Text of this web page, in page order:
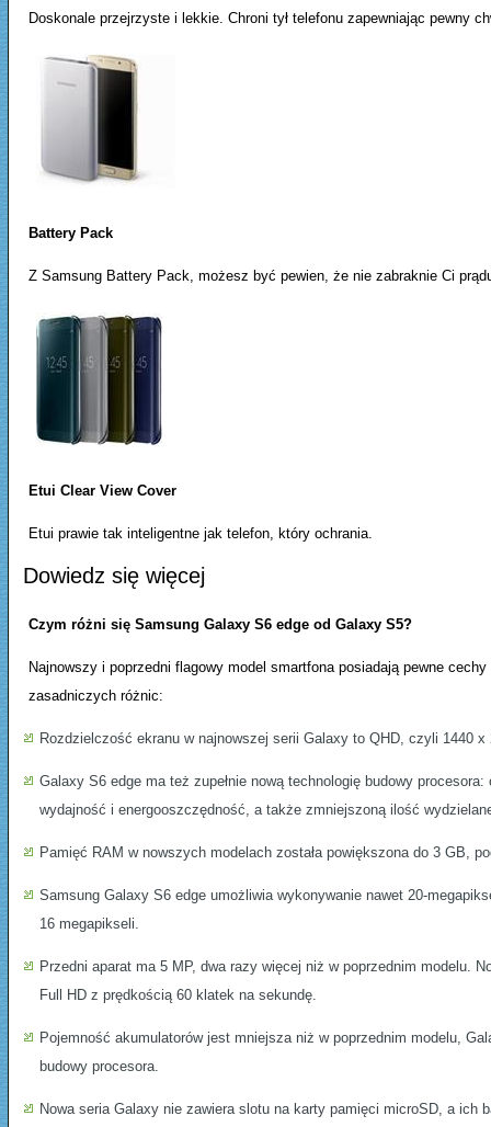
Doskonale przejrzyste i lekkie. Chroni tył telefonu zapewniając pewny
Battery Pack
Z Samsung Battery Pack, możesz być pewien, że nie zabraknie Ci
Etui Clear View Cover
Etui prawie tak inteligentne jak telefon, który ochrania.
Dowiedz się więcej
Czym różni się Samsung Galaxy S6 edge od Galaxy S5?
Najnowszy i poprzedni flagowy model smartfona posiadają pewne
zasadniczych różnic:
Rozdzielczość ekranu w najnowszej serii Galaxy to QHD, czyli 1440
Galaxy S6 edge ma też zupełnie nową technologię budowy
wydajność i energooszczędność, a także zmniejszoną ilość
Pamięć RAM w nowszych modelach została powiększona do 3 GB,
Samsung Galaxy S6 edge umożliwia wykonywanie nawet 20-
16 megapikseli.
Przedni aparat ma 5 MP, dwa razy więcej niż w poprzednim modelu.
Full HD z prędkością 60 klatek na sekundę.
Pojemność akumulatorów jest mniejsza niż w poprzednim modelu,
budowy procesora.
Nowa seria Galaxy nie zawiera slotu na karty pamięci microSD, a ich